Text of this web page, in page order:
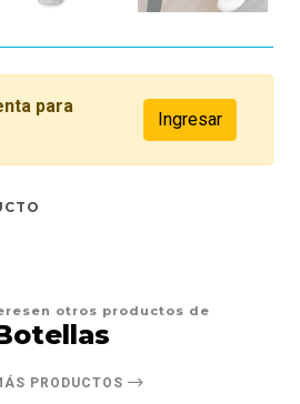
para
Ingresar
otros productos de
PRODUCTOS